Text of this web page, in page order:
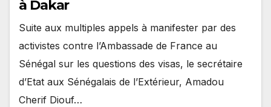
à Dakar
Suite aux multiples appels à manifester par des
activistes contre l’Ambassade de France au
Sénégal sur les questions des visas, le secrétaire
d’Etat aux Sénégalais de l’Extérieur, Amadou
Cherif Diouf…